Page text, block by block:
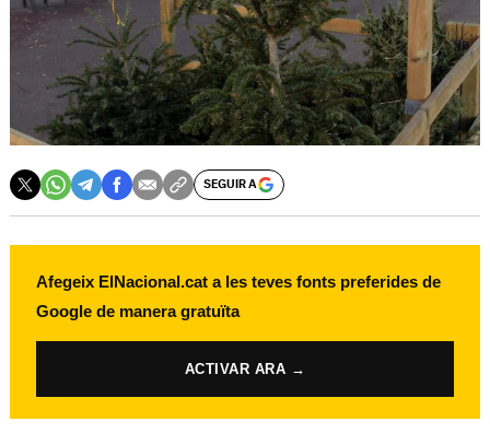
SEGUIR A
Afegeix ElNacional.cat a les teves fonts preferides de
Google de manera gratuïta
ACTIVAR ARA →